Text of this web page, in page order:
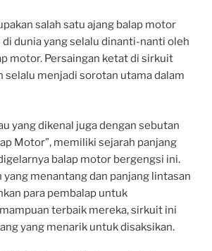
salah satu ajang balap motor
dunia yang selalu dinanti-nanti oleh
motor. Persaingan ketat di sirkuit
selalu menjadi sorotan utama dalam
yang dikenal juga dengan sebutan
Motor”, memiliki sejarah panjang
balap motor bergengsi ini.
yang menantang dan panjang lintasan
para pembalap untuk
terbaik mereka, sirkuit ini
yang menarik untuk disaksikan.